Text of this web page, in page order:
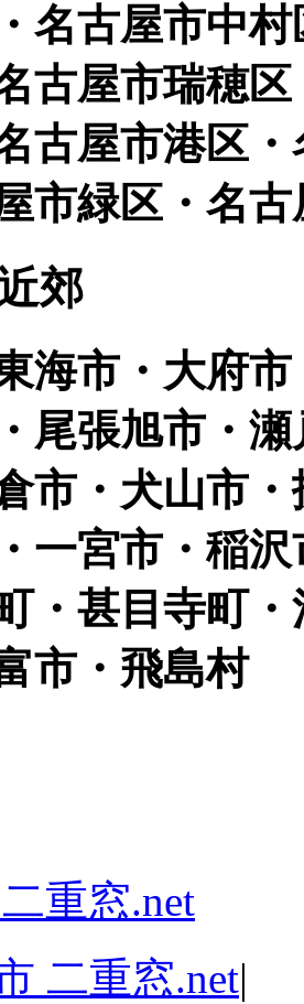
名古屋市中
古屋市瑞穂
古屋市港区
市緑区・名
郊
海市・大府
尾張旭市・
市・犬山市
一宮市・稲
・甚目寺町
市・飛島村
重窓.net
二重窓.net|